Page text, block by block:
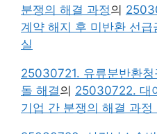
분쟁의 해결 과정의
계약 해지 후 미반환 선
실
25030721. 유류분반환
돌 해결의 25030722. 대
기업 간 분쟁의 해결 과